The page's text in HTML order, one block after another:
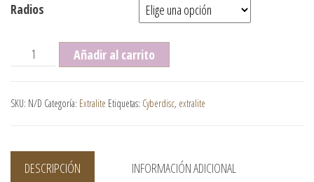
Radios
Juego ruedas Extralite CyberDisc 350C cantidad
Añadir al carrito
SKU: N/D Categoría: Extralite Etiquetas: Cyberdisc, extralite
DESCRIPCIÓN INFORMACIÓN ADICIONAL